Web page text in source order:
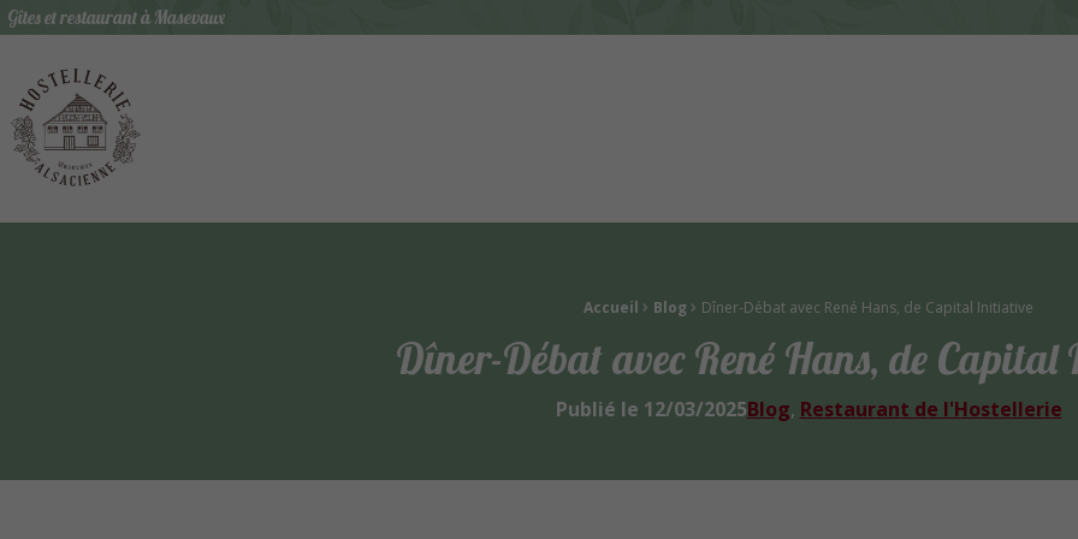
Gîtes et restaurant à Masevaux
Hostellerie Alsacienne Gîtes et restaurant à Masevaux
Accueil › Blog › Dîner-Débat avec René Hans, de Capital Initiative
Dîner-Débat avec René Hans, de
Publié le 12/03/2025Blog Restaurant de l'Hostellerie